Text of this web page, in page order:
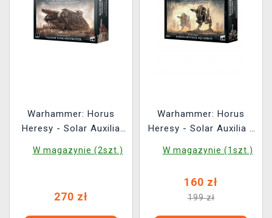
Warhammer: Horus
Heresy - Solar Auxilia
(1 figurka)
W magazynie (2szt.)
270 zł
Warhammer: Horus
Heresy - Solar Auxilia -
Squadron (2 figurki)
W magazynie (1szt.)
160 zł
199 zł